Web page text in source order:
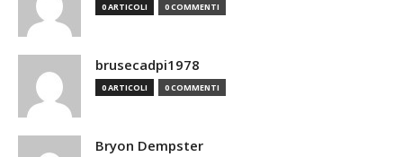
0 ARTICOLI 0 COMMENTI
brusecadpi1978
0 ARTICOLI 0 COMMENTI
Bryon Dempster